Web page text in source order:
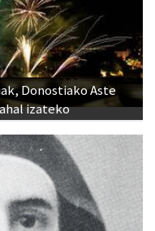
Donostiako Aste
izateko